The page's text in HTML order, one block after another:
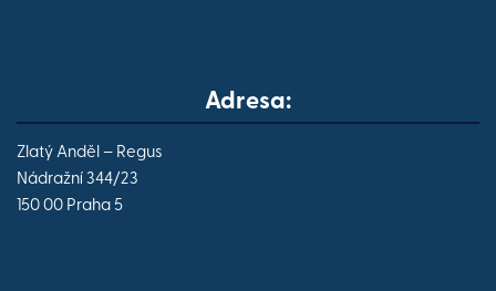
Adresa:
Zlatý Anděl – Regus
Nádražní 344/23
150 00 Praha 5